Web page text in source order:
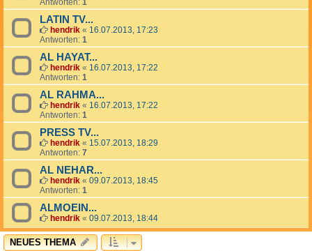
Antworten: 1
LATIN TV...
hendrik « 16.07.2013, 17:23
Antworten: 1
AL HAYAT...
hendrik « 16.07.2013, 17:22
Antworten: 1
AL RAHMA...
hendrik « 16.07.2013, 17:22
Antworten: 1
PRESS TV...
hendrik « 15.07.2013, 18:29
Antworten: 7
AL NEHAR...
hendrik « 09.07.2013, 18:45
Antworten: 1
ALMOEIN...
hendrik « 09.07.2013, 18:44
NEUES THEMA